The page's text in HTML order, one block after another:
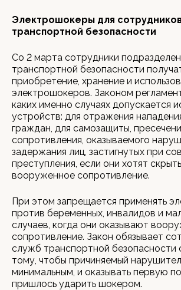
Электрошокеры для
транспортной безопасности
Со 2 марта сотрудники
транспортной безопасности
приобретение, хранение и
электрошокеров. Законом
каких именно случаях допускается
устройств: для отражения
граждан, для самозащиты,
сопротивления, оказываемого
задержания лиц, застигнутых при
преступления, если они хотят
вооруженное сопротивление.
При этом запрещается применять
против беременных, инвалидов и
случаев, когда они оказывают
сопротивление. Закон обязывает
служб транспортной безопасности
тому, чтобы причиняемый
минимальным, и оказывать первую
пришлось ударить шокером.